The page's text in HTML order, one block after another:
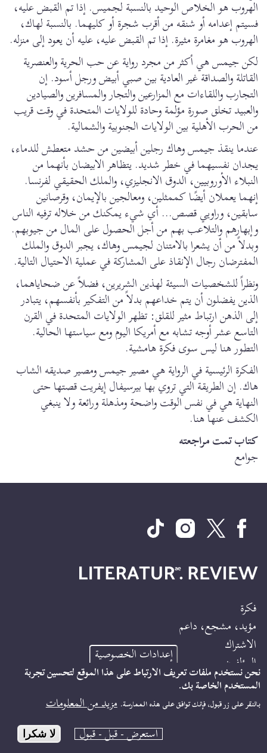
الهروب هو الخلاص الوحيد بالنسبة لجميس. إذا تم القبض عليه،
فسيتم إعدامه أو شنقه من أقرب شجرة أو كليهما. بالنسبة لهاك،
الهروب هو مغامرة مثيرة. إذا تم القبض عليه، عليه أن يعود إلى منزله.
لكن جيمس هي أكثر من مجرد رواية عن حب الحرية والعنصرية
القاتلة والصداقة غير العادية بين صبي أبيض ورجل أسود. إن
التجارب واللقاءات مع المزارعين والتجار والمسافرين والصيادين
والعبيد تخلق صورة مؤلمة وحادة للولايات المتحدة في وقت قريب
من الحرب الأهلية بين الولايات الجنوبية والشمالية.
عندما ينقذ جيمس وهاك رجلين أبيضين من حشد متعطش للدماء،
يجدان نفسيهما في خطر شديد. يتظاهر الابيضان بأنهما من
النبلاء الأوروبيين، الدوق الانجليزي، والملك الحقيقي لفرنسا.
إنهما يعملان أيضًا كممثلين، ومعالجين بالإيمان، وقرصانين
سابقين، وراويي قصص... أي شيء يمكنك من خلاله ترفيه الناس
وإبهارهم والتلاعب بهم من أجل الحصول على المال من جيوبهم.
وبدلاً من أن يشعرا بالامتنان لجيمس وهاك، يجبر الدوق والملك
المفترضان رجال الإنقاذ على المشاركة في عملية الاحتيال التالية.
ونظراً للشخصيات السيئة لهذين الشريرين، فضلاً عن ضحاياهما،
الذين يفضلون أن يتم خداعهم بدلاً من التفكير بأنفسهم، يتبادر
إلى الذهن ارتباط مثير للقلق: تظهر الولايات المتحدة في القرن
التاسع عشر أوجه تشابه مع أمريكا اليوم ومع سياستها الحالية.
التطور هنا ليس سوى فكرة هامشية.
الفكرة الرئيسية في الرواية هي مصير جيمس ومصير صديقه الشاب
هاك. إن الطريقة التي تروي بها بيرسيفال إيفريت قصتها حتى
النهاية هي في نفس الوقت واضحة ومذهلة ورائعة ولا ينبغي
الكشف عنها هنا.
كتاب تمت مراجعته
جوامع
Footer
Site
Info
فكرة
مؤيد، مشجع، داعم
الاشتراك
المؤلفون
Footer
بصمة
حماية البيانات
إعدادات الخصوصية
نحن نستخدم ملفات تعريف الارتباط على هذا الموقع لتحسين تجربة
المستخدم الخاصة بك.
بالنقر على زر قبول، فإنك توافق على هذه الممارسة. مزيد من المعلومات
استعرض - قبل - قبول
لا شكرا